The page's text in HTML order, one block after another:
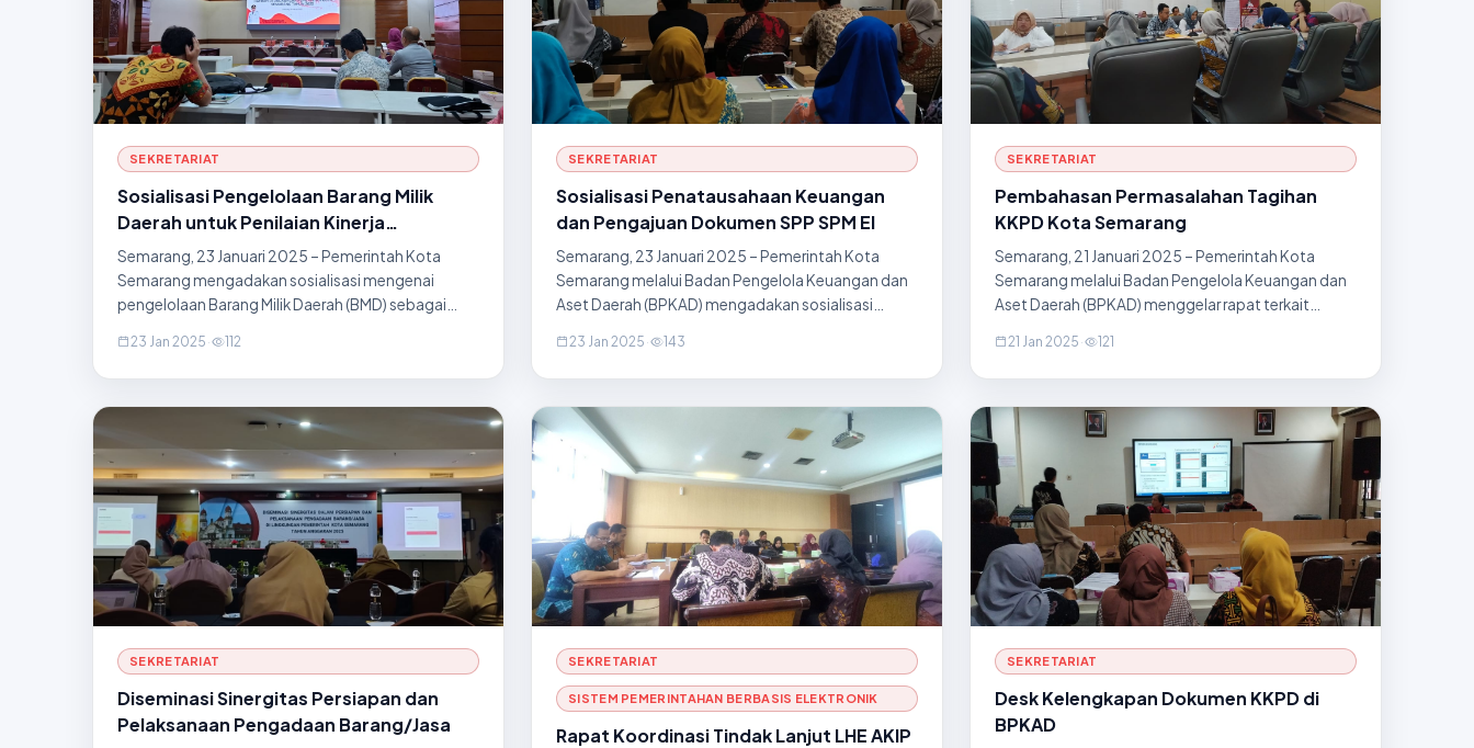
SEKRETARIAT
Sosialisasi Pengelolaan Barang Milik
Daerah untuk Penilaian Kinerja
Perangkat Daerah
Semarang, 23 Januari 2025 – Pemerintah Kota
Semarang mengadakan sosialisasi mengenai
pengelolaan Barang Milik Daerah (BMD) sebagai
kinerja perangkat daerah. Kegiatan ini berlangsung
di Gedung Moch. Ichsan,
23 Jan 2025 · 112
SEKRETARIAT
Sosialisasi Penatausahaan Keuangan
dan Pengajuan Dokumen SPP SPM El
Semarang, 23 Januari 2025 – Pemerintah Kota
Semarang melalui Badan Pengelola Keuangan dan
Aset Daerah (BPKAD) mengadakan sosialisasi
dokumen SPP (Surat Permintaan Pembayaran)
serta SPM (Surat Perintah Membayar)
23 Jan 2025 · 143
SEKRETARIAT
Pembahasan Permasalahan Tagihan
KKPD Kota Semarang
Semarang, 21 Januari 2025 – Pemerintah Kota
Semarang melalui Badan Pengelola Keuangan dan
Aset Daerah (BPKAD) menggelar rapat terkait
Daerah (KKPD). Rapat berlangsung di Ruang Rapat
lantai 2 BPKAD dengan dihadi
21 Jan 2025 · 121
SEKRETARIAT
Diseminasi Sinergitas Persiapan dan
Pelaksanaan Pengadaan Barang/Jasa
SEKRETARIAT
SISTEM PEMERINTAHAN BERBASIS ELEKTRONIK
Rapat Koordinasi Tindak Lanjut LHE AKIP
SEKRETARIAT
Desk Kelengkapan Dokumen KKPD di
BPKAD